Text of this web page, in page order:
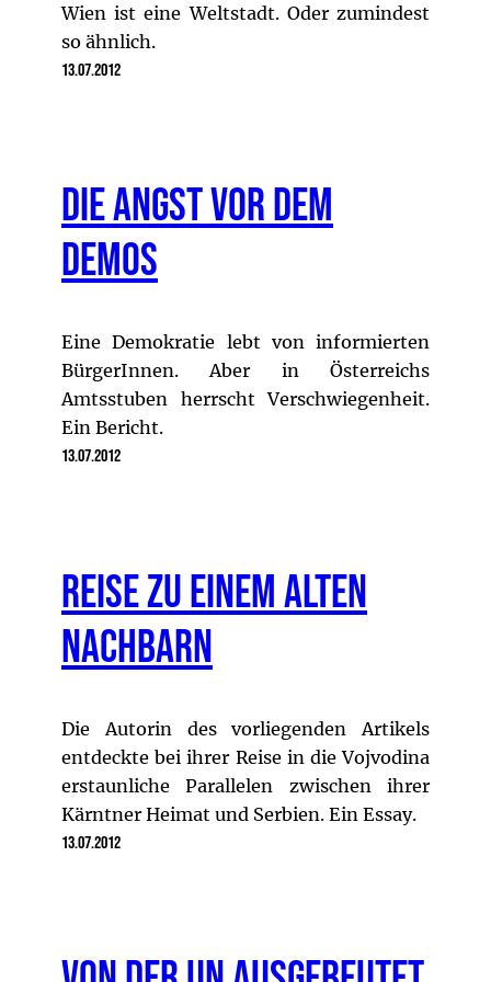
Wien ist eine Weltstadt. Oder zumindest
so ähnlich.
13.07.2012
Die Angst vor dem
Demos
Eine Demokratie lebt von informierten
BürgerInnen. Aber in Österreichs
Amtsstuben herrscht Verschwiegenheit.
Ein Bericht.
13.07.2012
Reise zu einem alten
Nachbarn
Die Autorin des vorliegenden Artikels
entdeckte bei ihrer Reise in die Vojvodina
erstaunliche Parallelen zwischen ihrer
Kärntner Heimat und Serbien. Ein Essay.
13.07.2012